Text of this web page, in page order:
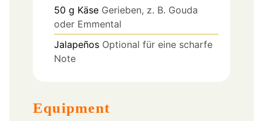
50 g Käse Gerieben, z. B. Gouda
oder Emmental
Jalapeños Optional für eine scharfe
Note
Equipment